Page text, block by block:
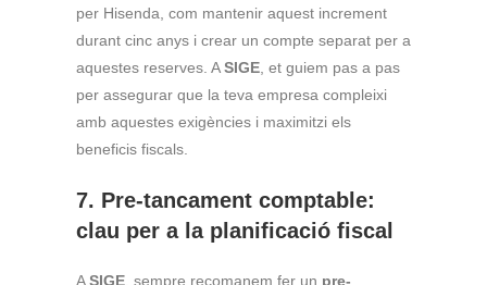
per Hisenda, com mantenir aquest increment
durant cinc anys i crear un compte separat per a
aquestes reserves. ASIGE, et guiem pas a pas
per assegurar que la teva empresa compleixi
amb aquestes exigències i maximitzi els
beneficis fiscals.
7. Pre-tancament comptable:
clau per a la planificació fiscal
ASIGE, sempre recomanem fer un pre-